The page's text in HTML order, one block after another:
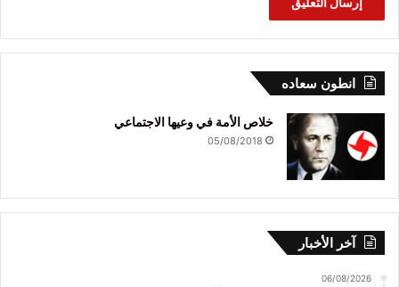
انطون سعاده
خلاص الأمة في وعيها الاجتماعي
05/08/2018
آخر الأخبار
06/08/2026